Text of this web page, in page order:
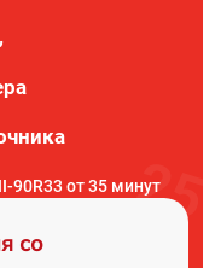
90R33 от 35 минут
со